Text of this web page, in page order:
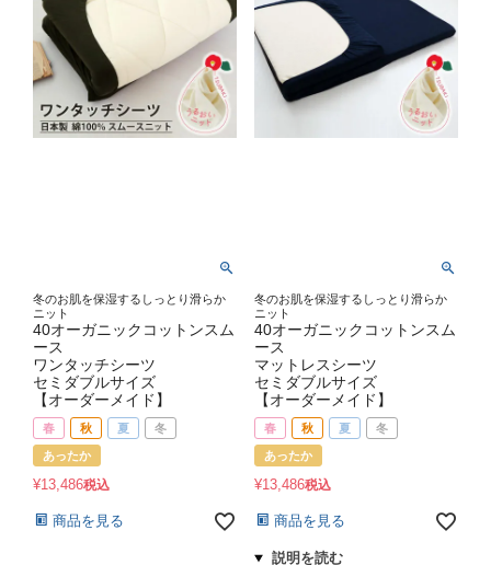
冬のお肌を保湿するしっとり滑らか
ニット
40オーガニックコットンスム
ース
ワンタッチシーツ
セミダブルサイズ
【オーダーメイド】
春 秋 夏 冬
あったか
¥13,486税込
商品を見る
冬のお肌を保湿するしっとり滑らか
ニット
40オーガニックコットンスム
ース
マットレスシーツ
セミダブルサイズ
【オーダーメイド】
春 秋 夏 冬
あったか
¥13,486税込
商品を見る